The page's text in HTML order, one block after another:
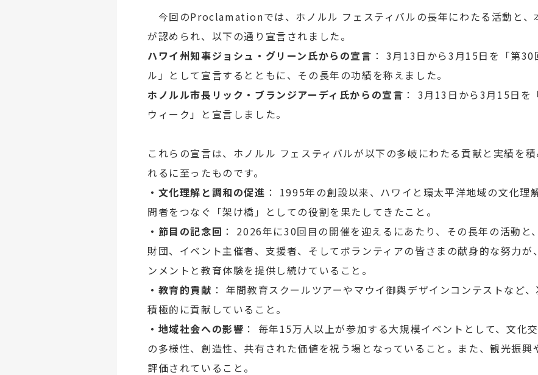
今回のProclamationでは、ホノルル フェスティバルの長年にわたる活動と、
が認められ、以下の通り宣言されました。
ハワイ州知事ジョシュ・グリーン氏からの宣言 ： 3月13日から3月15日を「第
ル」として宣言するとともに、その長年の功績を称えました。
ホノルル市長リック・ブランジアーディ氏からの宣言 ： 3月13日から3月15日を
ウィーク」と宣言しました。
これらの宣言は、ホノルル フェスティバルが以下の多岐にわたる貢献と実績を
れるに至ったものです。
・文化理解と調和の促進 ： 1995年の創設以来、ハワイと環太平洋地域の文化理
問者をつなぐ「架け橋」としての役割を果たしてきたこと。
・節目の記念回 ： 2026年に30回目の開催を迎えるにあたり、その長年の活動と
財団、イベント主催者、支援者、そしてボランティアの皆さまの献身的な努力が
ンメントと教育体験を提供し続けていること。
・教育的貢献 ： 年間教育スクールツアーやマウイ御輿デザインコンテストなど
積極的に貢献していること。
・地域社会への影響 ： 毎年15万人以上が参加する大規模イベントとして、文化
の多様性、創造性、共有された価値を祝う場となっていること。また、観光振興
評価されていること。